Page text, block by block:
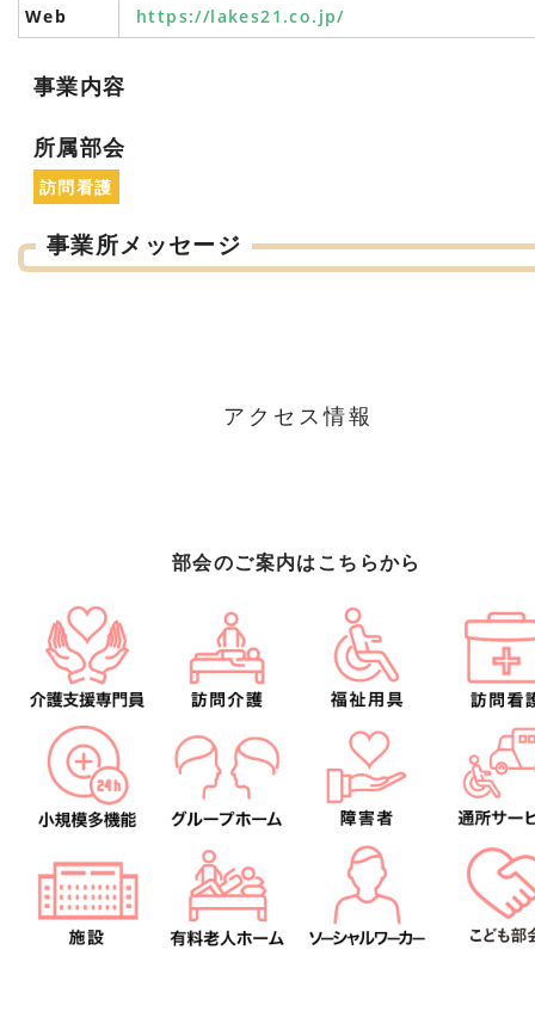
Web
https://lakes21.co.jp/
事業内容
所属部会
訪問看護
事業所メッセージ
アクセス情報
部会のご案内はこちらから